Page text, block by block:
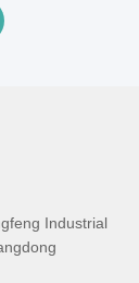
Industrial